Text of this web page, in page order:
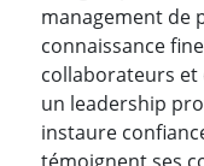
management de
connaissance
collaborateurs et
un leadership
instaure